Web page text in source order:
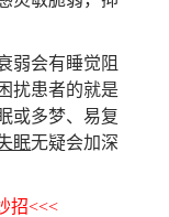
弱会有睡觉阻
扰患者的就是
或多梦、易复
眠无疑会加深
招<<<